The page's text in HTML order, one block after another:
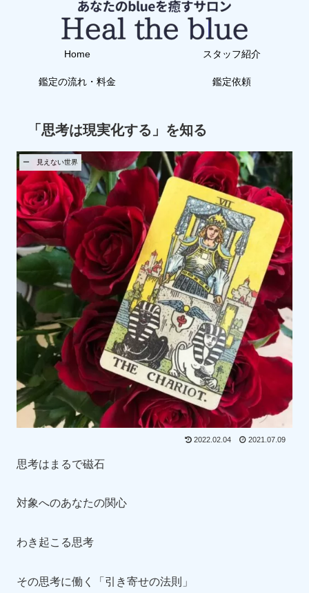
Home スタッフ紹介
鑑定の流れ・料金 鑑定依頼
「思考は現実化する」を知る
ー 見えない世界
2022.02.04 2021.07.09
思考はまるで磁石
対象へのあなたの関心
わき起こる思考
その思考に働く「引き寄せの法則」